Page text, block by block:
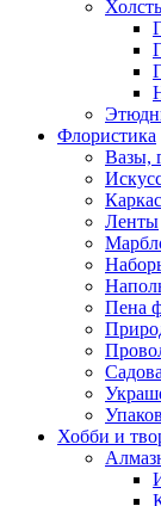
Флористика
Вазы,
Ленты
Пена
Хобби и